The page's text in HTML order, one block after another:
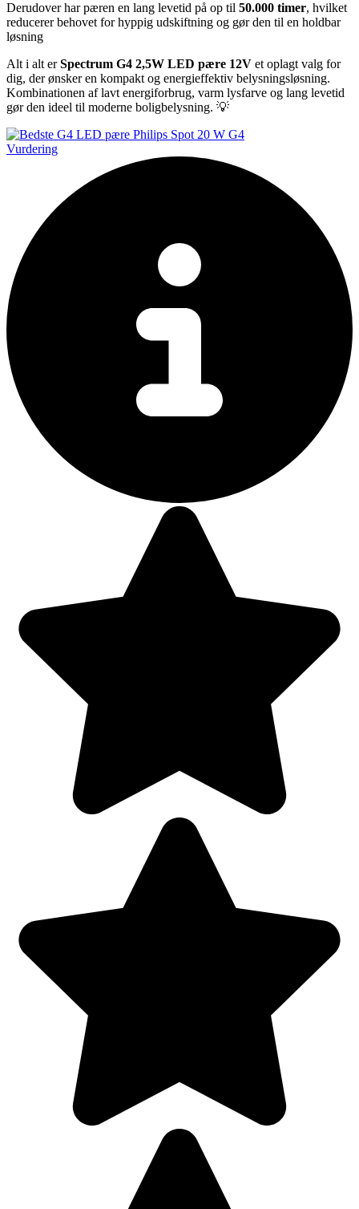
Derudover har pæren en lang levetid på op til 50.000 timer, hvilket
reducerer behovet for hyppig udskiftning og gør den til en holdbar
løsning
Alt i alt erSpectrum G4 2,5W LED pære 12V et oplagt valg for
dig, der ønsker en kompakt og energieffektiv belysningsløsning.
Kombinationen af lavt energiforbrug, varm lysfarve og lang levetid
gør den ideel til moderne boligbelysning. 💡
Vurdering